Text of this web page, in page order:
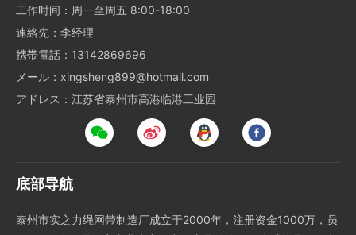
工作时间：周一至周五 8:00-18:00
連絡先：李经理
携帯電話：13142869696
メール：xingsheng899@hotmail.com
アドレス：江苏省泰州市高港临港工业园
底部导航
泰州市实之力绳网带制造厂成立于2000年，注册资金1000万，员